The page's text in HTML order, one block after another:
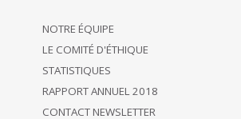
NOTRE ÉQUIPE
LE COMITÉ D'ÉTHIQUE
STATISTIQUES
RAPPORT ANNUEL 2018
CONTACT NEWSLETTER